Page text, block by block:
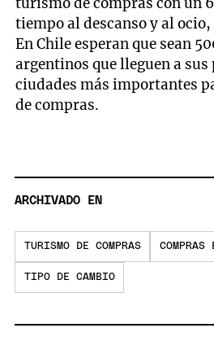
tiempo al descanso y al ocio,
En Chile esperan que sean
argentinos que lleguen a sus
ciudades más importantes
de compras.
ARCHIVADO EN
TURISMO DE COMPRAS
TIPO DE CAMBIO